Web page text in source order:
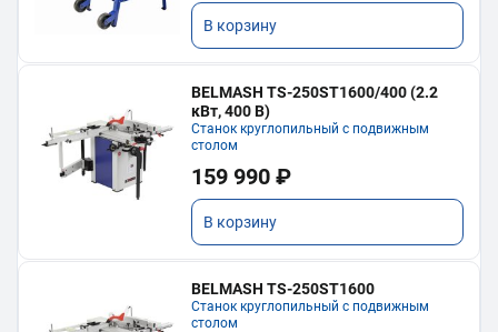
В корзину
BELMASH TS-250ST1600/400 (2.2
кВт, 400 В)
Станок круглопильный с подвижным
столом
159 990 ₽
В корзину
BELMASH TS-250ST1600
Станок круглопильный с подвижным
столом